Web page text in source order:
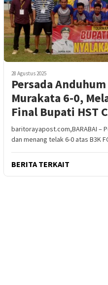
28 Agustus 2025
Persada
Murakata 6-0,
Final Bupati HST
baritorayapost.com,BARABAI –
dan menang telak 6-0 atas B3K
BERITA TERKAIT